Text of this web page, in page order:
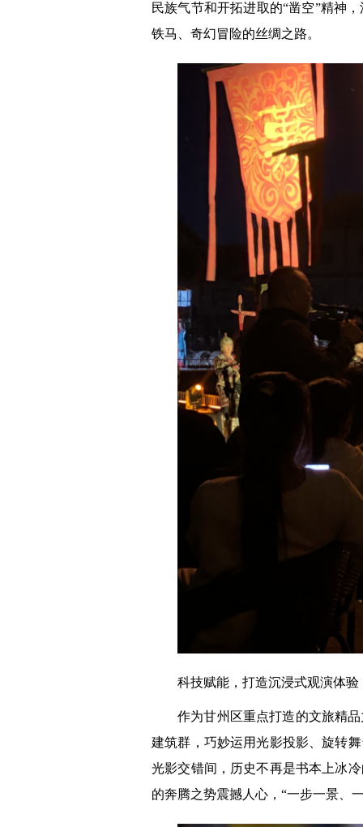
民族气节和开拓进取的“凿空”精神
铁马、奇幻冒险的丝绸之路。
科技赋能，打造沉浸式观演体验
作为甘州区重点打造的文旅精
建筑群，巧妙运用光影投影、旋转
光影交错间，历史不再是书本上冰
的奔腾之势震撼人心，“一步一景、